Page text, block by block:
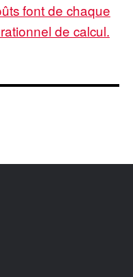
font de chaque
de calcul.